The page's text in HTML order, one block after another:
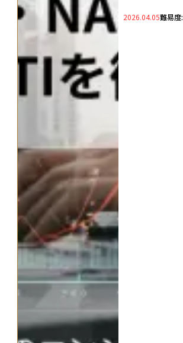
2026.04.05難易度: